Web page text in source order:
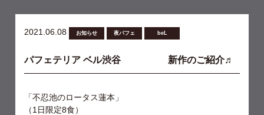
2021.06.08 お知らせ 夜パフェ beL
パフェテリア ベル渋谷 新作のご紹介♬
「不忍池のロータス蓮本」
（1日限定8食）